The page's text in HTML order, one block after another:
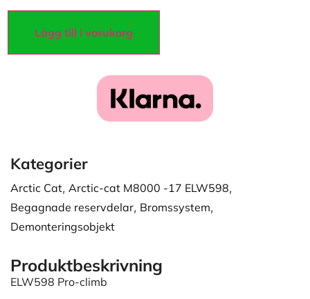
Lägg till i varukorg
Kategorier
Arctic Cat, Arctic-cat M8000 -17 ELW598,
Begagnade reservdelar, Bromssystem,
Demonteringsobjekt
Produktbeskrivning
ELW598 Pro-climb